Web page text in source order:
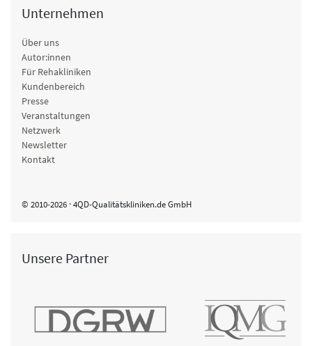
Unternehmen
Über uns
Autor:innen
Für Rehakliniken
Kundenbereich
Presse
Veranstaltungen
Netzwerk
Newsletter
Kontakt
© 2010-2026 · 4QD-Qualitätskliniken.de GmbH
Unsere Partner